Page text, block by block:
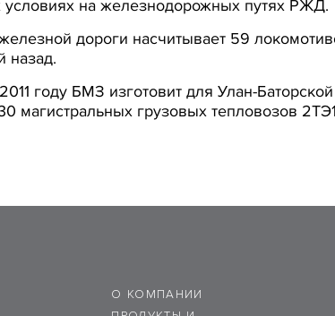
условиях на железнодорожных путях РЖД.
дороги насчитывает 59
назад.
году БМЗ изготовит для Улан-
магистральных грузовых тепловозов
О КОМПАНИИ